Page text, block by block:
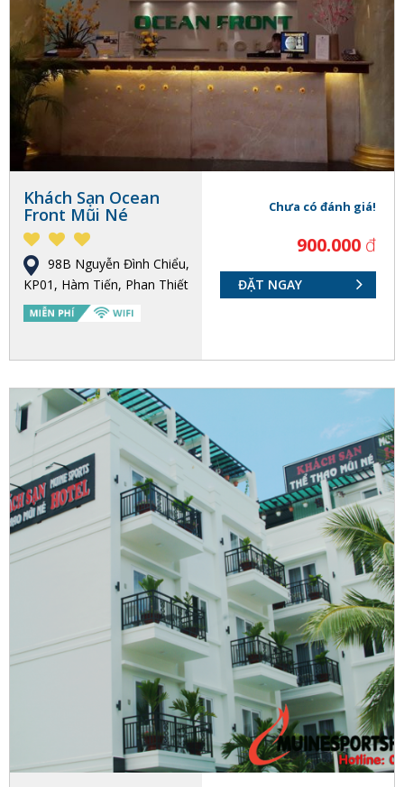
Khách Sạn Ocean
Front Mũi Né
98B Nguyễn Đình Chiểu,
KP01, Hàm Tiến, Phan Thiết
Chưa có đánh giá!
900.000 đ
ĐẶT NGAY